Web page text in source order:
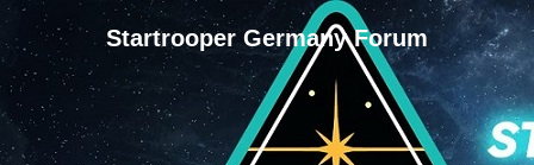
Startrooper Germany Forum